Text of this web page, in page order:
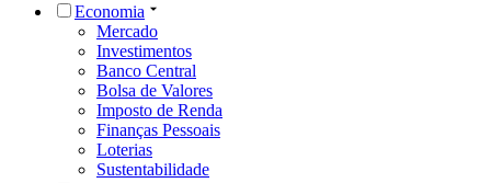
Economia
Mercado
Investimentos
Banco Central
Bolsa de Valores
Imposto de Renda
Finanças Pessoais
Loterias
Sustentabilidade